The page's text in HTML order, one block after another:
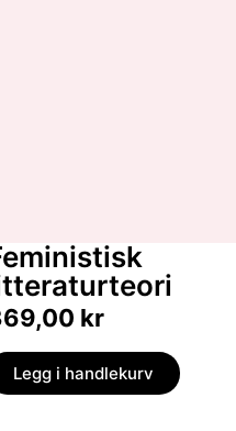
kr
Legg i handlekurv